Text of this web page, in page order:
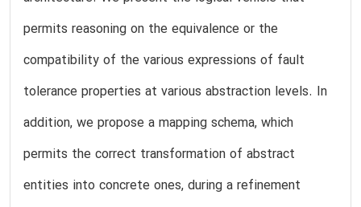
permits reasoning on the equivalence or the
compatibility of the various expressions of fault
tolerance properties at various abstraction levels. In
addition, we propose a mapping schema, which
permits the correct transformation of abstract
entities into concrete ones, during a refinement